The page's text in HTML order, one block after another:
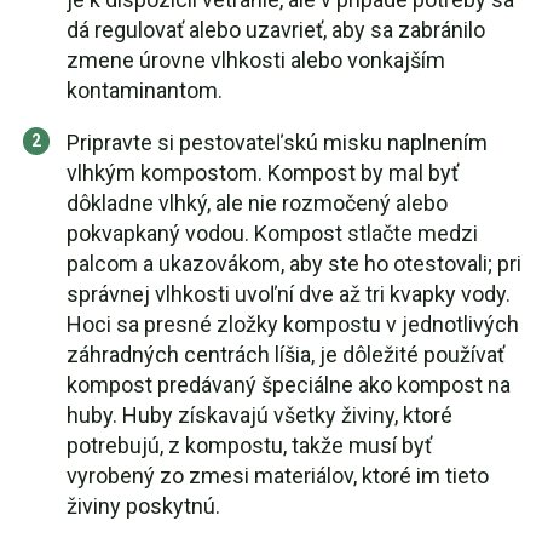
dá regulovať alebo uzavrieť, aby sa zabránilo
zmene úrovne vlhkosti alebo vonkajším
kontaminantom.
Pripravte si pestovateľskú misku naplnením
vlhkým kompostom. Kompost by mal byť
dôkladne vlhký, ale nie rozmočený alebo
pokvapkaný vodou. Kompost stlačte medzi
palcom a ukazovákom, aby ste ho otestovali; pri
správnej vlhkosti uvoľní dve až tri kvapky vody.
Hoci sa presné zložky kompostu v jednotlivých
záhradných centrách líšia, je dôležité používať
kompost predávaný špeciálne ako kompost na
huby. Huby získavajú všetky živiny, ktoré
potrebujú, z kompostu, takže musí byť
vyrobený zo zmesi materiálov, ktoré im tieto
živiny poskytnú.